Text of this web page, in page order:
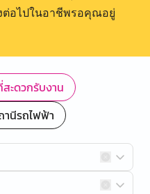
ต่อไปในอาชีพรอคุณอยู่
ะดวกรับงาน
นีรถไฟฟ้า